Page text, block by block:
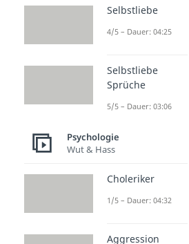
✓
✓Förmliche
Sprache
Zeichensetzung
Selbstliebe
4/5 – Dauer: 04:25
Selbstliebe
Sprüche
5/5 – Dauer: 03:06
Psychologie
Wut & Hass
Choleriker
1/5 – Dauer: 04:32
Aggression